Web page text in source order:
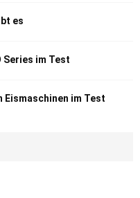
es
Series im Test
Eismaschinen im Test